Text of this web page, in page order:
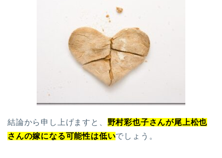
結論から申し上げますと、 野村彩也子さんが尾上松也
さんの嫁になる可能性は低いでしょう。